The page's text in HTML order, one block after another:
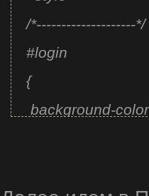
/*--------------------
#login
{
background-